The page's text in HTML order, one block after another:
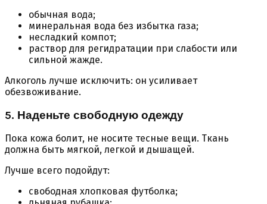
обычная вода;
минеральная вода без избытка газа;
несладкий компот;
раствор для регидратации при слабости или
сильной жажде.
Алкоголь лучше исключить: он усиливает
обезвоживание.
5. Наденьте свободную одежду
Пока кожа болит, не носите тесные вещи. Ткань
должна быть мягкой, легкой и дышащей.
Лучше всего подойдут:
свободная хлопковая футболка;